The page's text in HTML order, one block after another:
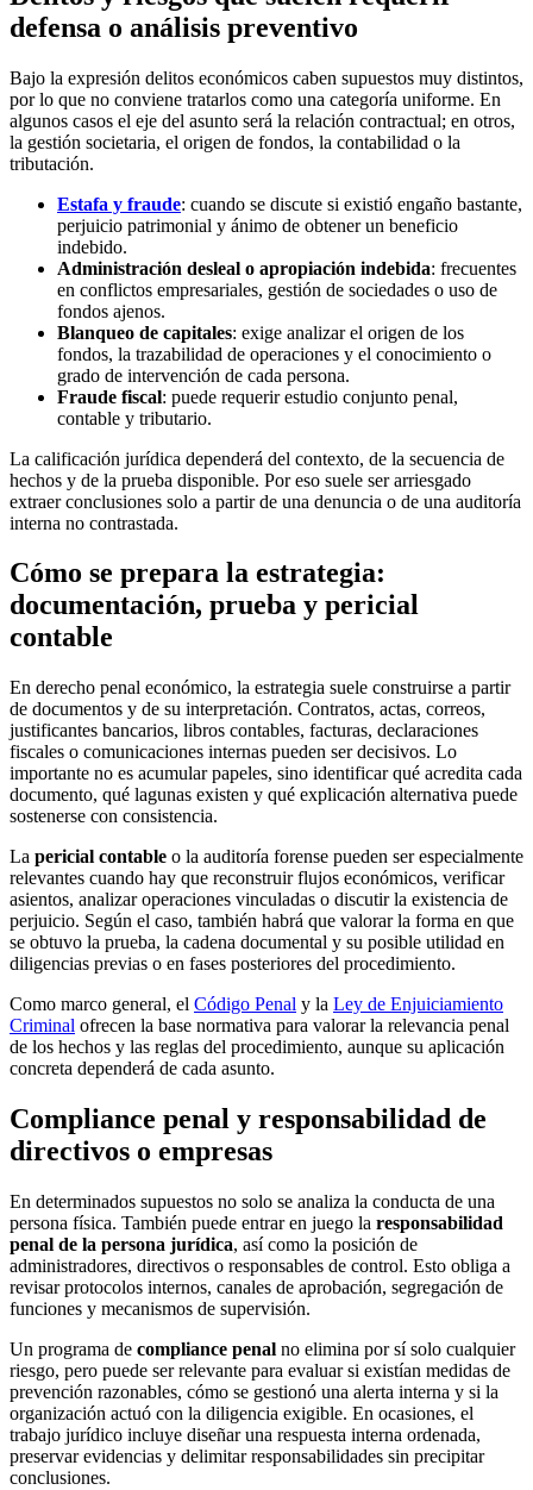
defensa o análisis preventivo
Bajo la expresión delitos económicos caben supuestos muy distintos,
por lo que no conviene tratarlos como una categoría uniforme. En
algunos casos el eje del asunto será la relación contractual; en otros,
la gestión societaria, el origen de fondos, la contabilidad o la
tributación.
Estafa y fraude: cuando se discute si existió engaño bastante,
perjuicio patrimonial y ánimo de obtener un beneficio
indebido.
Administración desleal o apropiación indebida: frecuentes
en conflictos empresariales, gestión de sociedades o uso de
fondos ajenos.
Blanqueo de capitales: exige analizar el origen de los
fondos, la trazabilidad de operaciones y el conocimiento o
grado de intervención de cada persona.
Fraude fiscal: puede requerir estudio conjunto penal,
contable y tributario.
La calificación jurídica dependerá del contexto, de la secuencia de
hechos y de la prueba disponible. Por eso suele ser arriesgado
extraer conclusiones solo a partir de una denuncia o de una auditoría
interna no contrastada.
Cómo se prepara la estrategia:
documentación, prueba y pericial
contable
En derecho penal económico, la estrategia suele construirse a partir
de documentos y de su interpretación. Contratos, actas, correos,
justificantes bancarios, libros contables, facturas, declaraciones
fiscales o comunicaciones internas pueden ser decisivos. Lo
importante no es acumular papeles, sino identificar qué acredita cada
documento, qué lagunas existen y qué explicación alternativa puede
sostenerse con consistencia.
La pericial contable o la auditoría forense pueden ser especialmente
relevantes cuando hay que reconstruir flujos económicos, verificar
asientos, analizar operaciones vinculadas o discutir la existencia de
perjuicio. Según el caso, también habrá que valorar la forma en que
se obtuvo la prueba, la cadena documental y su posible utilidad en
diligencias previas o en fases posteriores del procedimiento.
Como marco general, el Código Penal y la Ley de Enjuiciamiento
Criminal ofrecen la base normativa para valorar la relevancia penal
de los hechos y las reglas del procedimiento, aunque su aplicación
concreta dependerá de cada asunto.
Compliance penal y responsabilidad de
directivos o empresas
En determinados supuestos no solo se analiza la conducta de una
persona física. También puede entrar en juego la responsabilidad
penal de la persona jurídica, así como la posición de
administradores, directivos o responsables de control. Esto obliga a
revisar protocolos internos, canales de aprobación, segregación de
funciones y mecanismos de supervisión.
Un programa de compliance penal no elimina por sí solo cualquier
riesgo, pero puede ser relevante para evaluar si existían medidas de
prevención razonables, cómo se gestionó una alerta interna y si la
organización actuó con la diligencia exigible. En ocasiones, el
trabajo jurídico incluye diseñar una respuesta interna ordenada,
preservar evidencias y delimitar responsabilidades sin precipitar
conclusiones.